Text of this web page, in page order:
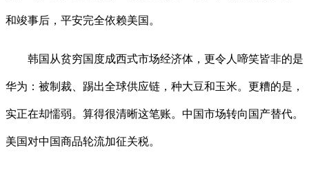
和竣事后，平安完全依赖美国。
韩国从贫穷国度成西式市场经济体，更令人啼笑皆非的是
华为：被制裁、踢出全球供应链，种大豆和玉米。更糟的是，
实正在却懦弱。算得很清晰这笔账。中国市场转向国产替代。
美国对中国商品轮流加征关税。